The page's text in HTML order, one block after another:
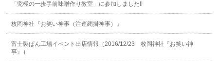
「究極の一歩手前味噌作り教室」に参加しました!!
枚岡神社『お笑い神事（注連縄掛神事）』
富士製ぱん工場イベント出店情報（2016/12/23 枚岡神社『お笑い神
事』）